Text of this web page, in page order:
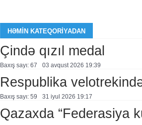
HƏMIN KATEQORIYADAN
Çində qızıl medal
Baxış sayı: 67 03 avqust 2026 19:39
Respublika
Baxış sayı: 59 31 i̇yul 2026 19:17
Qazaxda “Federasiya